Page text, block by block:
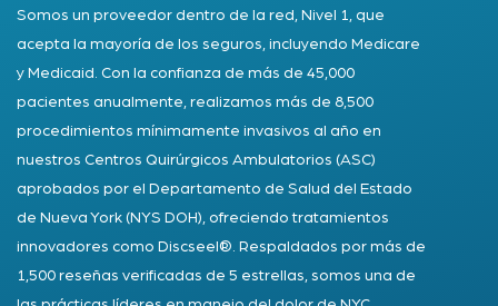
Somos un proveedor dentro de la red, Nivel 1, que
acepta la mayoría de los seguros, incluyendo Medicare
y Medicaid. Con la confianza de más de 45,000
pacientes anualmente, realizamos más de 8,500
procedimientos mínimamente invasivos al año en
nuestros Centros Quirúrgicos Ambulatorios (ASC)
aprobados por el Departamento de Salud del Estado
de Nueva York (NYS DOH), ofreciendo tratamientos
innovadores como Discseel®. Respaldados por más de
1,500 reseñas verificadas de 5 estrellas, somos una de